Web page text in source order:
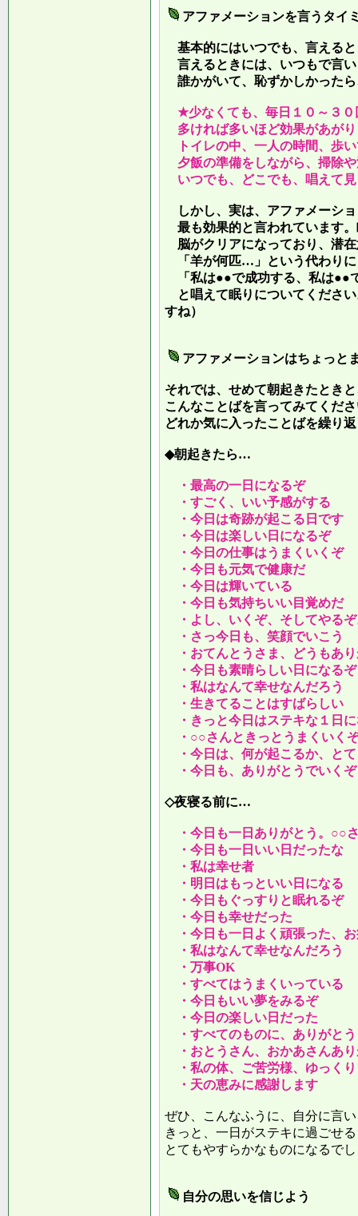
アファメーションを言うタイ
基本的にはいつでも、言える
言えるときには、いつもで言
誰かがいて、恥ずかしかった
★少なくても、毎日１０～３０
多ければ多いほど効果があが
トイレの中、一人の時間、歩
夕飯の準備をしながら、掃除
いつでも、どこでも、唱えて
しかし、実は、アファメーシ
最も効果的と言われています
脳がクリアになっており、潜
「羊が何匹…」という代わりに
「私は●●で成功する、私は●●
と唱えて眠りについてくださ
すね）
アファメーションはちょっと
それでは、せめて朝起きたとき
こんなことばを言ってみてくだ
どれか気に入ったことばを繰り
◆朝起きたら…
・最高の一日になるぞ
・すごく、いい予感がする
・今日は奇跡が起こる日です
・今日は楽しい日になるぞ
・今日の仕事はうまくいくぞ
・今日も元気で健康だ
・今日は輝いている
・今日も気持ちいい目覚めだ
・よし、いくぞ、そしてやる
・さっ今日も、笑顔でいこう
・おてんとうさま、どうもあ
・今日も素晴らしい日になるぞ
・私はなんて幸せなんだろう
・生きてることはすばらしい
・きっと今日はステキな１日
・○○さんときっとうまくいく
・今日は、何が起こるか、と
・今日も、ありがとうでいくぞ
◇夜寝る前に…
・今日も一日ありがとう。○○
・今日も一日いい日だったな
・私は幸せ者
・明日はもっといい日になる
・今日もぐっすりと眠れるぞ
・今日も幸せだった
・今日も一日よく頑張った、
・私はなんて幸せなんだろう
・万事OK
・すべてはうまくいっている
・今日もいい夢をみるぞ
・今日の楽しい日だった
・すべてのものに、ありがとう
・おとうさん、おかあさんあ
・私の体、ご苦労様、ゆっく
・天の恵みに感謝します
ぜひ、こんなふうに、自分に言
きっと、一日がステキに過ごせ
とてもやすらかなものになるで
自分の思いを信じよう